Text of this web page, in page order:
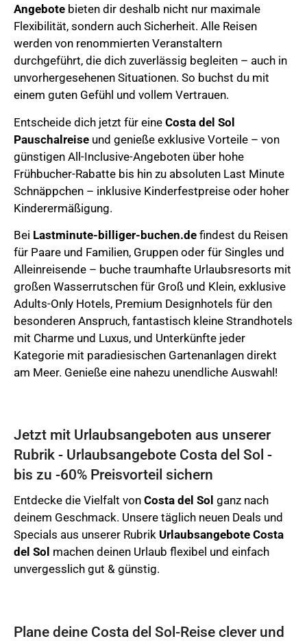
Angebote bieten dir deshalb nicht nur maximale
Flexibilität, sondern auch Sicherheit. Alle Reisen
werden von renommierten Veranstaltern
durchgeführt, die dich zuverlässig begleiten – auch in
unvorhergesehenen Situationen. So buchst du mit
einem guten Gefühl und vollem Vertrauen.
Entscheide dich jetzt für eine Costa del Sol
Pauschalreise und genieße exklusive Vorteile – von
günstigen All-Inclusive-Angeboten über hohe
Frühbucher-Rabatte bis hin zu absoluten Last Minute
Schnäppchen – inklusive Kinderfestpreise oder hoher
Kinderermäßigung.
Bei Lastminute-billiger-buchen.de findest du Reisen
für Paare und Familien, Gruppen oder für Singles und
Alleinreisende – buche traumhafte Urlaubsresorts mit
großen Wasserrutschen für Groß und Klein, exklusive
Adults-Only Hotels, Premium Designhotels für den
besonderen Anspruch, fantastisch kleine Strandhotels
mit Charme und Luxus, und Unterkünfte jeder
Kategorie mit paradiesischen Gartenanlagen direkt
am Meer. Genieße eine nahezu unendliche Auswahl!
Jetzt mit Urlaubsangeboten aus unserer
Rubrik - Urlaubsangebote Costa del Sol -
bis zu -60% Preisvorteil sichern
Entdecke die Vielfalt von Costa del Sol ganz nach
deinem Geschmack. Unsere täglich neuen Deals und
Specials aus unserer Rubrik Urlaubsangebote Costa
del Sol machen deinen Urlaub flexibel und einfach
unvergesslich gut & günstig.
Plane deine Costa del Sol-Reise clever und